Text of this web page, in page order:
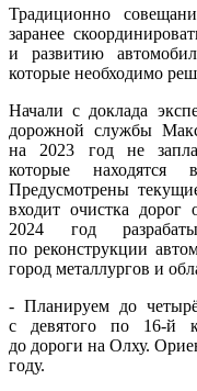
Традиционно
заранее
и развитию
которые необходимо
Начали с доклада
дорожной службы
на 2023 год не
которые находятся
Предусмотрены
входит очистка
2024 год
по реконструкции
город металлургов и
- Планируем до
с девятого по 16-й
до дороги на Олху.
году.